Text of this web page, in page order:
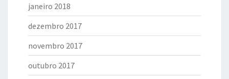
janeiro 2018
dezembro 2017
novembro 2017
outubro 2017